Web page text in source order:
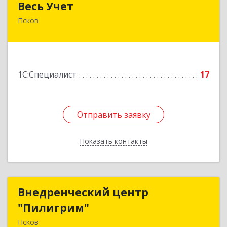
Весь Учет
Псков
1С:Специалист 17
Отправить заявку
Показать контакты
180019, Псковская обл, Псков г, Белинского ул,
Отправить заявку
Назад
Внедренческий центр
"Пилигрим"
Псков
Внедренческий центр